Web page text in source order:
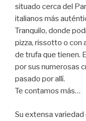
situado cerca del
italianos más
Tranquilo, donde
pizza, rissotto o con
de trufa que tienen.
por sus numerosas
pasado por allí.
Te contamos más…
Su extensa